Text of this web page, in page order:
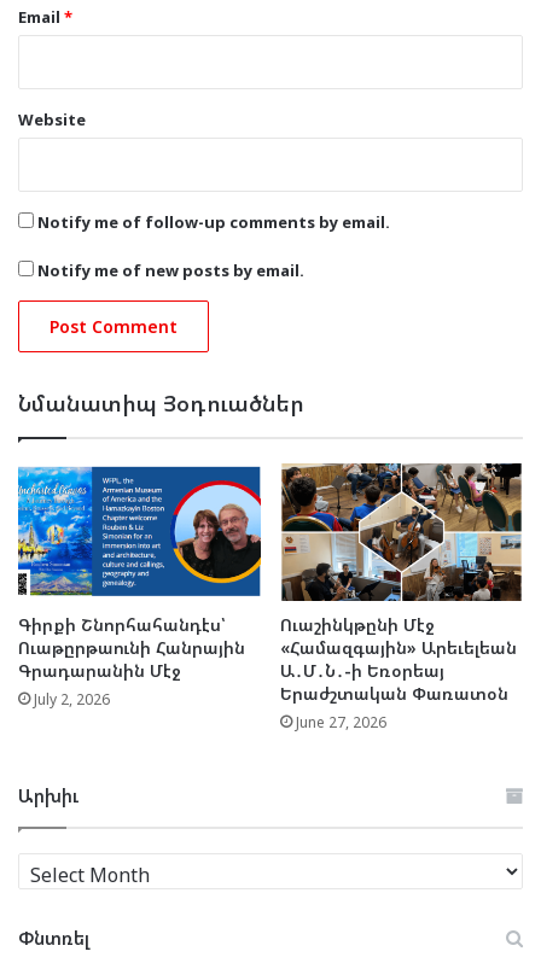
Email *
Website
Notify me of follow-up comments by email.
Notify me of new posts by email.
Նմանատիպ Յօդուածներ
Գիրքի Շնորհահանդէս՝
Ուաթըրթաունի Հանրային
Գրադարանին Մէջ
July 2, 2026
Ուաշինկթընի Մէջ
«Համազգային» Արեւելեան
Ա․Մ․Ն․-ի Եռօրեայ
Երաժշտական Փառատօն
June 27, 2026
Արխիւ
Արխիւ
Փնտռել